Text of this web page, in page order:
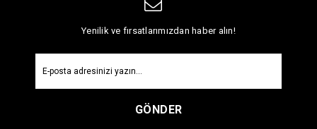
Yenilik ve fırsatlarımızdan haber alın!
GÖNDER